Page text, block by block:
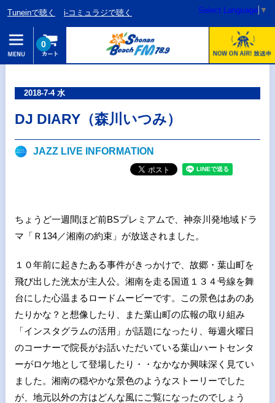
Tuneinで聴く i-コミュラジで聴く Select Language ▼
0
2018-7-4 水
DJ DIARY（森川いつみ）
JAZZ LIVE INFORMATION
ちょうど一週間ほど前BSプレミアムで、神奈川発地域ドラ
マ「Ｒ 134／湘南の約束」が放送されました。
１０年前に起きたある事件がきっかけで、故郷・葉山町を
飛び出した洸太が主人公。湘南を走る国道１３４号線を舞
台にした心温まるロードムービーです。この景色はあのあ
たりかな？と想像したり、また葉山町の広報の取り組み
「インスタグラムの活用」が話題になったり、毎週火曜日
のコーナーで院長がお話いただいている葉山ハートセンタ
ーがロケ地として登場したり・・なかなか興味深く見てい
ました。湘南の穏やかな景色のようなストーリーでした
が、地元以外の方はどんな風にご覧になったのでしょう